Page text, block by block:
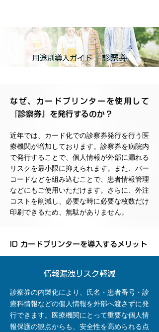
​用途別導入ガイド診察券
なぜ、カードプリンターを使用して
『診察券』を発行するのか？
近年では、カード化での診察券発行を行う医
療機関が増加しております。診察券を病院内
で発行することで、個人情報が外部に漏れる
リスクを最小限に抑えられます。また、バー
コードなどを組み込むことで、患者情報管理
などにもご使用いただけます。さらに、外注
コストを削減し、必要な時に必要な枚数だけ
印刷できるため、無駄がありません。
ID カードプリンターを導入するメリット
​情報漏洩リスク軽減
診察券の内製化により、氏名・患者番号・診
療科情報などの個人情報を外部へ渡さずに発
行できます。医療機関にとって重要な個人情
報保護の観点からも、安全性を高められる点